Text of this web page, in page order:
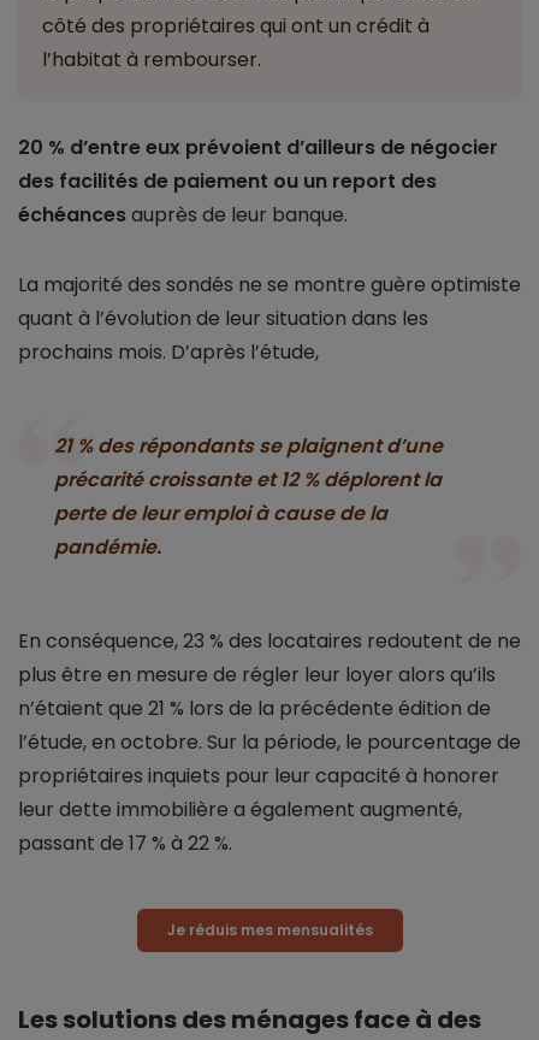
côté des propriétaires qui ont un crédit à
l’habitat à rembourser.
20 % d’entre eux prévoient d’ailleurs de négocier
des facilités de paiement ou un report des
échéancesauprès de leur banque.
La majorité des sondés ne se montre guère optimiste
quant à l’évolution de leur situation dans les
prochains mois. D’après l’étude,
21 % des répondants se plaignent d’une
précarité croissante et 12 % déplorent la
perte de leur emploi à cause de la
pandémie.
En conséquence, 23 % des locataires redoutent de ne
plus être en mesure de régler leur loyer alors qu’ils
n’étaient que 21 % lors de la précédente édition de
l’étude, en octobre. Sur la période, le pourcentage de
propriétaires inquiets pour leur capacité à honorer
leur dette immobilière a également augmenté,
passant de 17 % à 22 %.
Je réduis mes mensualités
Les solutions des ménages face à des